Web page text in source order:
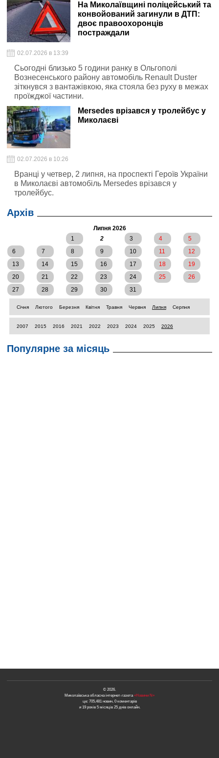
На Миколаївщині поліцейський та
конвойований загинули в ДТП:
двоє правоохоронців
постраждали
02.07.2026 в 13:39
Сьогодні близько 5 години ранку в Ольгополі
Вознесенського району автомобіль Renault Duster
зіткнувся з вантажівкою, яка стояла без руху в межах
проїжджої частини.
Mersedes врізався у тролейбус у
Миколаєві
02.07.2026 в 10:26
Вранці у четвер, 2 липня, на проспекті Героїв України
в Миколаєві автомобіль Mersedes врізався у
тролейбус.
Архів
Липня 2026
1
2 3 4
5
6
7 8 9 10 11
12
13
14 15 16 17 18
19
20
21 22 23 24 25
26
27
28 29 30 31
Січня Лютого Березня Квітня Травня Червня Липня Серпня
2007 2015 2016 2021 2022 2023 2024 2025 2026
Популярне за місяць
© 2026.
Миколаївська обласна інтернет-газета«Новини N»
це: 705,481 новин, 0 коментарів
и 19 років 5 місяців 25 днів онлайн.